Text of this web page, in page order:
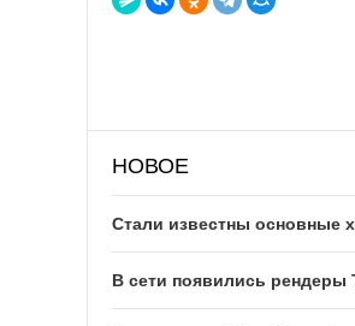
НОВОЕ
Стали известны основные
В сети появились рендеры